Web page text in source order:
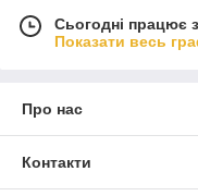
Сьогодні працює
Показати весь
Про нас
Контакти